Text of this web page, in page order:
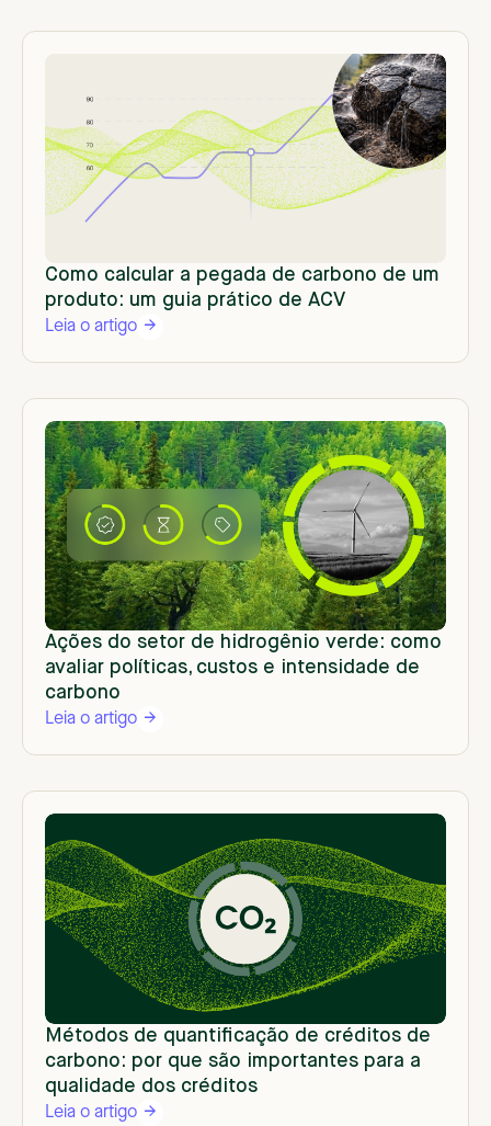
Como calcular a pegada de carbono de um
produto: um guia prático de ACV
Leia o artigo
Ações do setor de hidrogênio verde: como
avaliar políticas, custos e intensidade de
carbono
Leia o artigo
Métodos de quantificação de créditos de
carbono: por que são importantes para a
qualidade dos créditos
Leia o artigo